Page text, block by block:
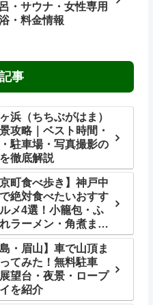
・サウナ・女性専用
・料金情報
事
浜（ちちぶがはま）
攻略｜ベスト時間・
駐車場・写真撮影の
徹底解説
京町食べ歩き】神戸中
絶対食べたいおすす
メ4選！小籠包・ふ
ラーメン・角煮ま
ま団子を実食レビュ
島・眉山】車で山頂ま
てみた！無料駐車
望台・夜景・ロープ
を紹介